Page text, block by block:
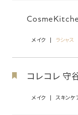
メイク ラシャス
コレコレ 守
メイク スキンケ